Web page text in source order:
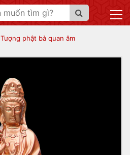
Tượng phật bà quan âm